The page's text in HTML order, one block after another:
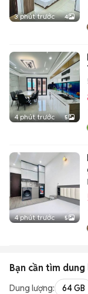
3 phút trước 4
4 phút trước 5
4 phút trước 5
Bạn cần tìm dung
Dung lượng: 64 GB